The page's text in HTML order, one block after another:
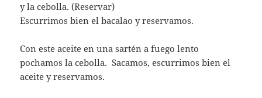
y la cebolla. (Reservar)
Escurrimos bien el bacalao y reservamos.
Con este aceite en una sartén a fuego lento
pochamos la cebolla. Sacamos, escurrimos bien el
aceite y reservamos.